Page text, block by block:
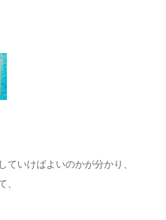
いけばよいのかが分かり、
、